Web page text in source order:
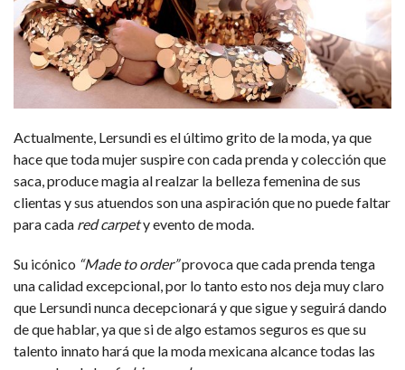
Actualmente, Lersundi es el último grito de la moda, ya que
hace que toda mujer suspire con cada prenda y colección que
saca, produce magia al realzar la belleza femenina de sus
clientas y sus atuendos son una aspiración que no puede faltar
para cada red carpety evento de moda.
Su icónico “Made to order”provoca que cada prenda tenga
una calidad excepcional, por lo tanto esto nos deja muy claro
que Lersundi nunca decepcionará y que sigue y seguirá dando
de que hablar, ya que si de algo estamos seguros es que su
talento innato hará que la moda mexicana alcance todas las